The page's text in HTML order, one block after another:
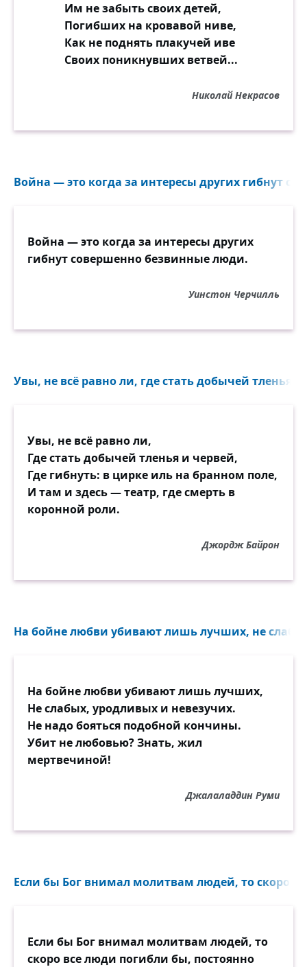
Им не забыть своих детей,
Погибших на кровавой ниве,
Как не поднять плакучей иве
Своих поникнувших ветвей...
Николай Некрасов
Война — это когда за интересы других гибнут
Война — это когда за интересы других
гибнут совершенно безвинные люди.
Уинстон Черчилль
Увы, не всё равно ли, где стать добычей тленья и
Увы, не всё равно ли,
Где стать добычей тленья и червей,
Где гибнуть: в цирке иль на бранном поле,
И там и здесь — театр, где смерть в
коронной роли.
Джордж Байрон
На бойне любви убивают лишь лучших, не
На бойне любви убивают лишь лучших,
Не слабых, уродливых и невезучих.
Не надо бояться подобной кончины.
Убит не любовью? Знать, жил
мертвечиной!
Джалаладдин Руми
Если бы Бог внимал молитвам людей, то скоро
Если бы Бог внимал молитвам людей, то
скоро все люди погибли бы, постоянно